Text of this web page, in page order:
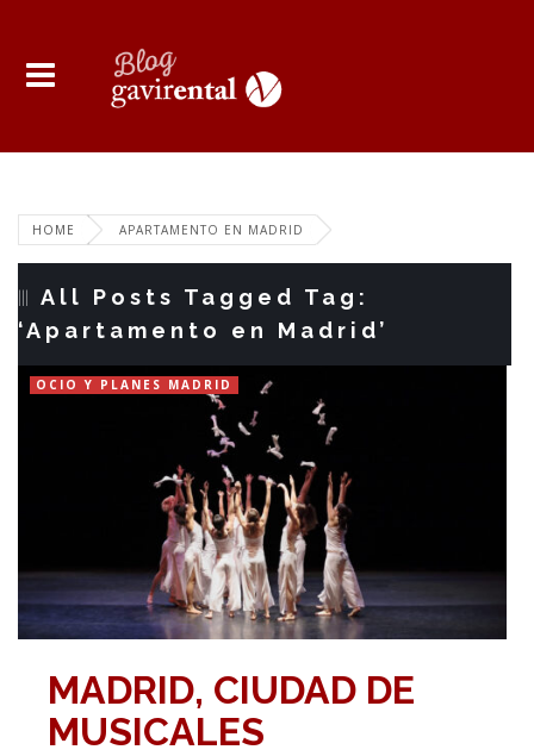
HOME APARTAMENTO EN MADRID
All Posts Tagged Tag:
‘Apartamento en Madrid’
OCIO Y PLANES MADRID
MADRID, CIUDAD DE
MUSICALES